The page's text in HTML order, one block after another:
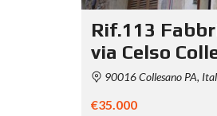
Rif.113
via Celso
90016 Collesano PA,
€35.000